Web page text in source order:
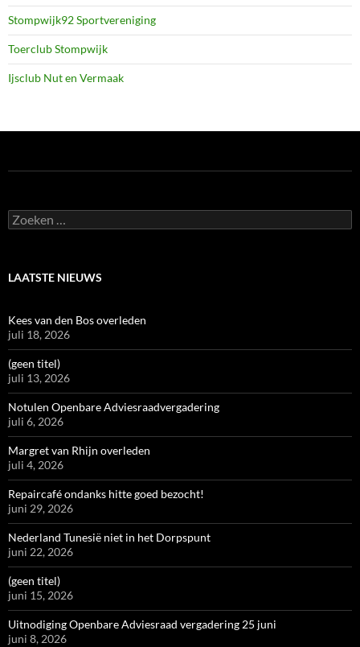
Stompwijk92 Sportvereniging
Toerclub Stompwijk
Ijsclub Nut en Vermaak
Zoeken
naar:
LAATSTE NIEUWS
Kees van den Bos overleden
juli 18, 2026
(geen titel)
juli 13, 2026
Notulen Openbare Adviesraadvergadering
juli 6, 2026
Margret van Rhijn overleden
juli 4, 2026
Repaircafé ondanks hitte goed bezocht!
juni 29, 2026
Nederland Tunesië niet in het Dorpspunt
juni 22, 2026
(geen titel)
juni 15, 2026
Uitnodiging Openbare Adviesraad vergadering 25 juni
juni 8, 2026